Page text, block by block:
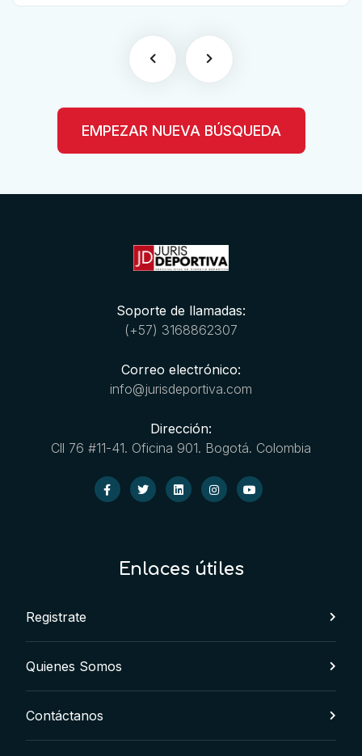
EMPEZAR NUEVA BÚSQUEDA
Soporte de llamadas:
(+57) 3168862307
Correo electrónico:
info@jurisdeportiva.com
Dirección:
Cll 76 #11-41. Oficina 901. Bogotá. Colombia
Enlaces útiles
Registrate
Quienes Somos
Contáctanos